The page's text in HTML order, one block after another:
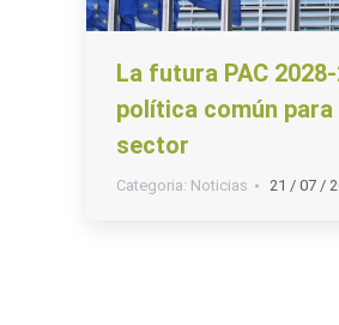
La futura PAC
política común
sector
Categoria: Noticias 21 / 07 /